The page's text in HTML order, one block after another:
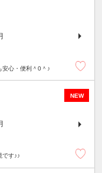
心・便利＾0＾♪
NEW
です♪♪